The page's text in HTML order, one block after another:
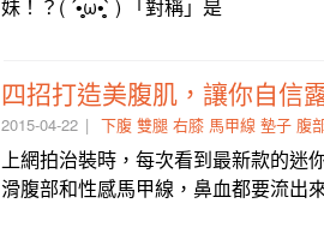
妹！？( ´•̥̥̥ω•̥̥̥` ) 「對稱」是
四招打造美腹肌，讓你自信
2015-04-22 下腹 雙腿 右膝 馬甲線 墊子 腹
上網拍治裝時，每次看到最新款的
滑腹部和性感馬甲線，鼻血都要流出